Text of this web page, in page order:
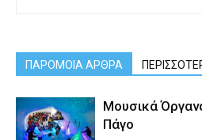
ΠΑΡΟΜΟΙΑ ΑΡΘΡΑ
Μουσικά
Πάγο